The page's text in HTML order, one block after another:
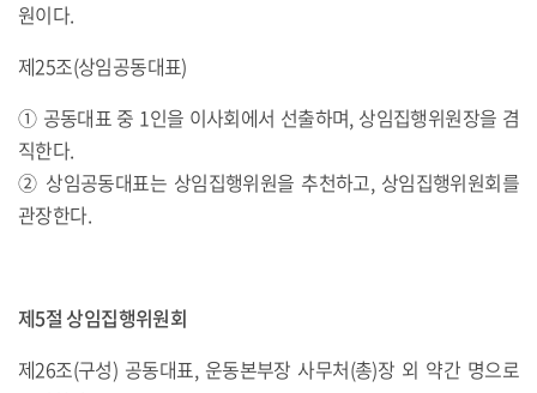
원이다.
제25조(상임공동대표)
① 공동대표 중 1인을 이사회에서 선출하며, 상임집행위원장을 겸
직한다.
② 상임공동대표는 상임집행위원을 추천하고, 상임집행위원회를
관장한다.
제5절 상임집행위원회
제26조(구성) 공동대표, 운동본부장 사무처(총)장 외 약간 명으로